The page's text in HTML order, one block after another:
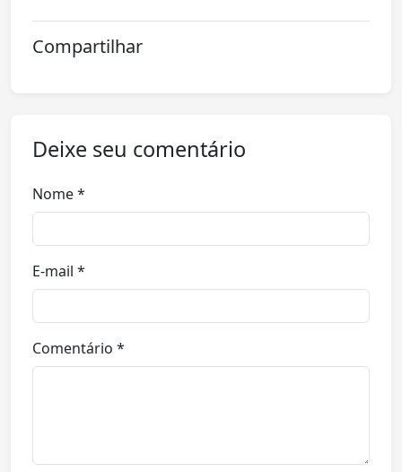
Compartilhar
Deixe seu comentário
Nome *
E-mail *
Comentário *